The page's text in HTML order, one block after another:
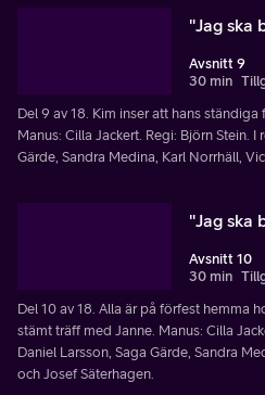
"Jag ska
Avsnitt 9
30 min
Del 9 av 18. Kim inser att hans
Manus: Cilla Jackert. Regi: Björn Stein. I
Gärde, Sandra Medina, Karl Norrhäll,
"Jag ska
Avsnitt 10
30 min
Del 10 av 18. Alla är på förfest hemma
stämt träff med Janne. Manus: Cilla
Daniel Larsson, Saga Gärde, Sandra
och Josef Säterhagen.